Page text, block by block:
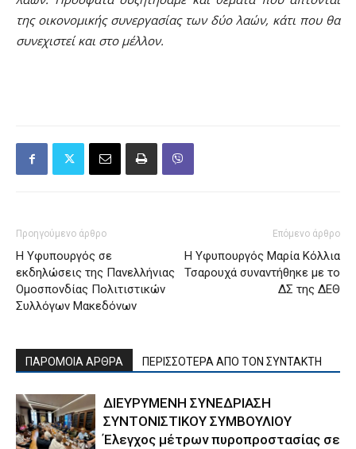
της οικονομικής συνεργασίας των δύο λαών, κάτι που θα
συνεχιστεί και στο μέλλον.
Προηγούμενο άρθρο
Η Υφυπουργός σε
εκδηλώσεις της Πανελλήνιας
Ομοσπονδίας Πολιτιστικών
Συλλόγων Μακεδόνων
Επόμενο άρθρο
Η Υφυπουργός Μαρία Κόλλια
Τσαρουχά συναντήθηκε με το
ΔΣ της ΔΕΘ
ΠΑΡΟΜΟΙΑ ΑΡΘΡΑ ΠΕΡΙΣΣΟΤΕΡΑ ΑΠΟ ΤΟΝ ΣΥΝΤΑΚΤΗ
ΔΙΕΥΡΥΜΕΝΗ ΣΥΝΕΔΡΙΑΣΗ
ΣΥΝΤΟΝΙΣΤΙΚΟΥ ΣΥΜΒΟΥΛΙΟΥ
Έλεγχος μέτρων πυροπροστασίας σε